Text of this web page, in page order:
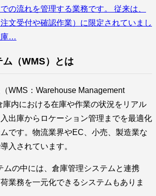
の流れを管理する業務です。 従来は、
文受付や確認作業）に限定されていまし
庫…
（WMS）とは
WMS：Warehouse Management
庫内における在庫や作業の状況をリアル
出庫からロケーション管理までを最適化
です。物流業界やEC、小売、製造業な
入されています。
ムの中には、倉庫管理システムと連携
業務を一元化できるシステムもありま